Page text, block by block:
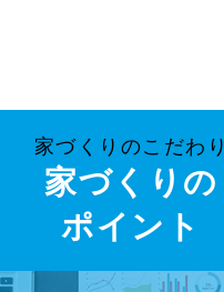
家づくりのこだわり
家づくりの
ポイント